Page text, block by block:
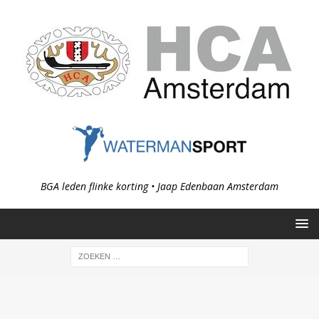
BGA leden flinke korting • Jaap Edenbaan Amsterdam